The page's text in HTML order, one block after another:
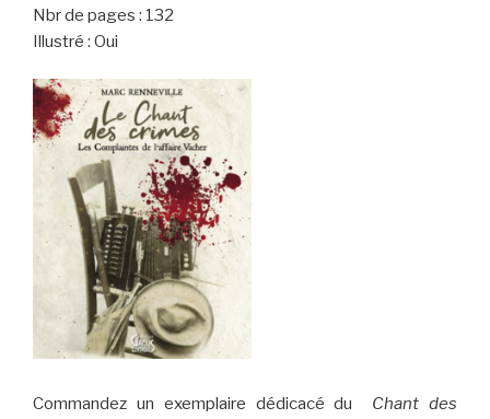
Nbr de pages : 132
Illustré : Oui
Commandez un exemplaire dédicacé du
Chant des